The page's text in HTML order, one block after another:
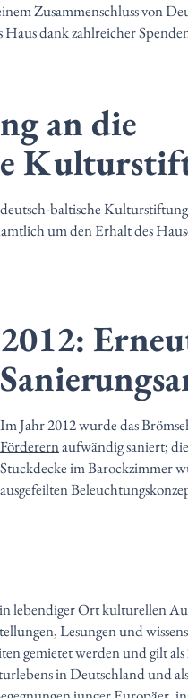
Zusammenschluss von
Haus dank zahlreicher
an die
baltische
um den Erhalt des
2012:
Im Jahr 2012 wurde das
Förderernaufwändig saniert;
Stuckdecke im Barockzimmer
ausgefeilten
lebendiger Ort kulturellen
Lesungen und
gemietetwerden und gilt
in Deutschland und